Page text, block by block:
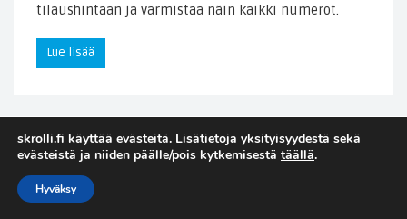
tilaushintaan ja varmistaa näin kaikki numerot.
Lue lisää
skrolli.fi käyttää evästeitä. Lisätietoja yksityisyydestä sekä
evästeistä ja niiden päälle/pois kytkemisestä täällä.
Hyväksy